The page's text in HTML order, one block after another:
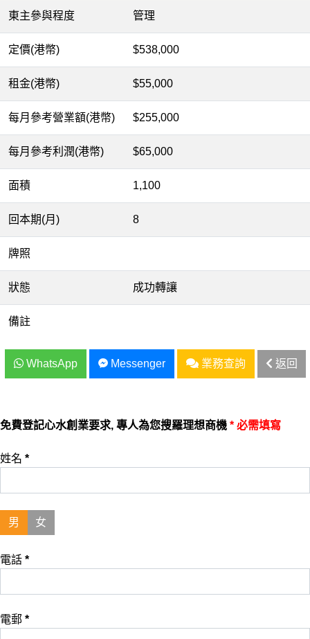
東主參與程度 管理
定價(港幣) $538,000
租金(港幣) $55,000
每月參考營業額(港幣) $255,000
每月參考利潤(港幣) $65,000
面積 1,100
回本期(月) 8
牌照
狀態 成功轉讓
備註
WhatsApp Messenger 業務查詢 返回
免費登記心水創業要求, 專人為您搜羅理想商機 * 必需填寫
姓名 *
男 女
電話 *
電郵 *